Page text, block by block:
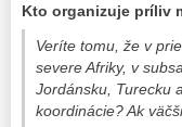
Kto organizuje príliv
Veríte tomu, že v
severe Afriky, v
Jordánsku, Turecku
koordinácie? Ak